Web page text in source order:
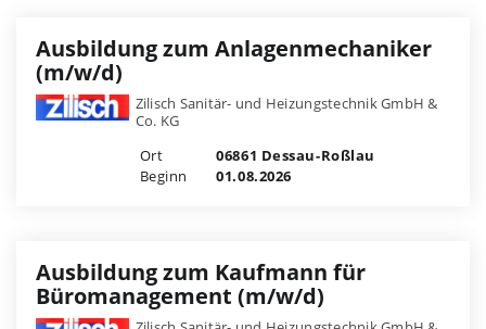
Ausbildung zum Anlagenmechaniker
(m/w/d)
Zilisch Sanitär- und Heizungstechnik GmbH &
Co. KG
Ort
06861 Dessau-Roßlau
Beginn
01.08.2026
Ausbildung zum Kaufmann für
Büromanagement (m/w/d)